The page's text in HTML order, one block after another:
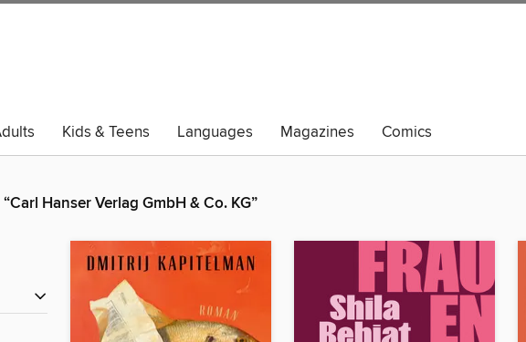
Kids & Teens Languages Magazines Comics
“Carl Hanser Verlag GmbH & Co. KG”